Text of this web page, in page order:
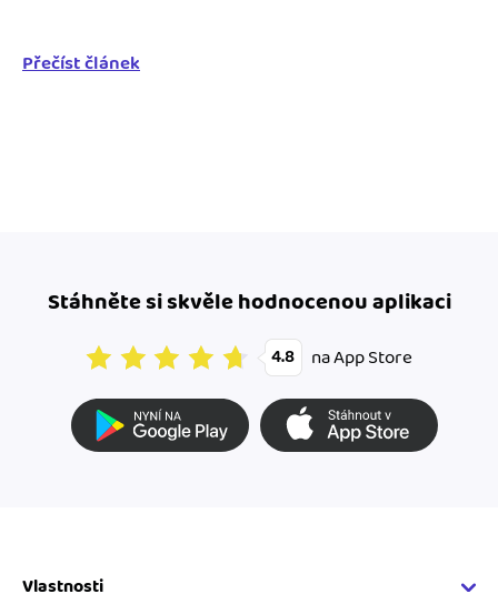
Přečíst článek
Stáhněte si skvěle hodnocenou aplikaci
4.8 na App Store
Vlastnosti